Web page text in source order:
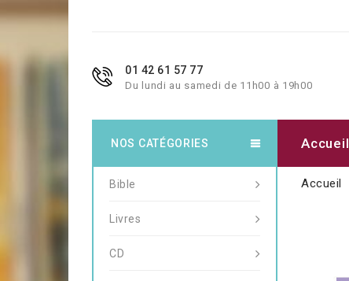
01 42 61 57 77
Du lundi au samedi de 11h00 à 19h00
Accueil
Accueil
NOS CATÉGORIES
Bible
Livres
CD